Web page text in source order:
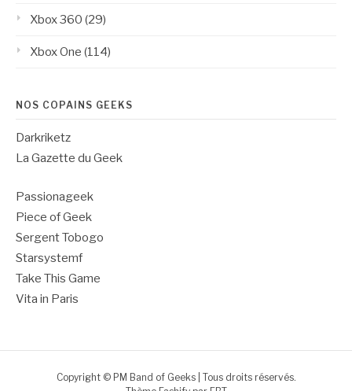
Xbox 360 (29)
Xbox One (114)
NOS COPAINS GEEKS
Darkriketz
La Gazette du Geek
Passionageek
Piece of Geek
Sergent Tobogo
Starsystemf
Take This Game
Vita in Paris
Copyright © PM Band of Geeks | Tous droits réservés.